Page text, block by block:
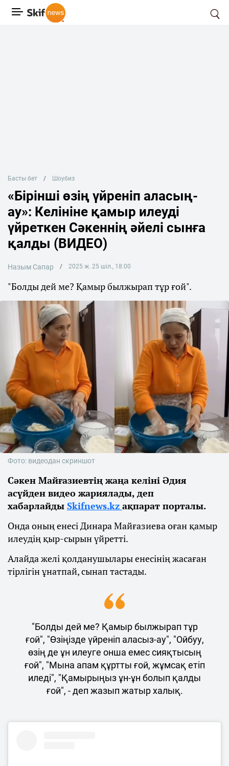
Басты бет Шоубиз
«Бірінші өзің үйреніп аласың-
ау»: Келініне қамыр илеуді
үйреткен Сәкеннің әйелі сынға
қалды (ВИДЕО)
Назым Сапар 2025 ж. 25 шіл., 18:00
"Болды дей ме? Қамыр былжырап тұр ғой".
Фото: видеодан скриншот
Сәкен Майғазиевтің жаңа келіні Әдия
асүйден видео жариялады, деп
хабарлайды Skifnews.kz ақпарат порталы.
Онда оның енесі Динара Майғазиева оған қамыр
илеудің қыр-сырын үйретті.
Алайда желі қолданушылары енесінің жасаған
тірлігін ұнатпай, сынап тастады.
"Болды дей ме? Қамыр былжырап тұр
ғой", "Өзіңізде үйреніп аласыз-ау", "Ойбуу,
өзің де ұн илеуге онша емес сияқтысың
ғой", "Мына апам құртты ғой, жұмсақ етіп
иледі", "Қамырыңыз ұн-ұн болып қалды
ғой", - деп жазып жатыр халық.